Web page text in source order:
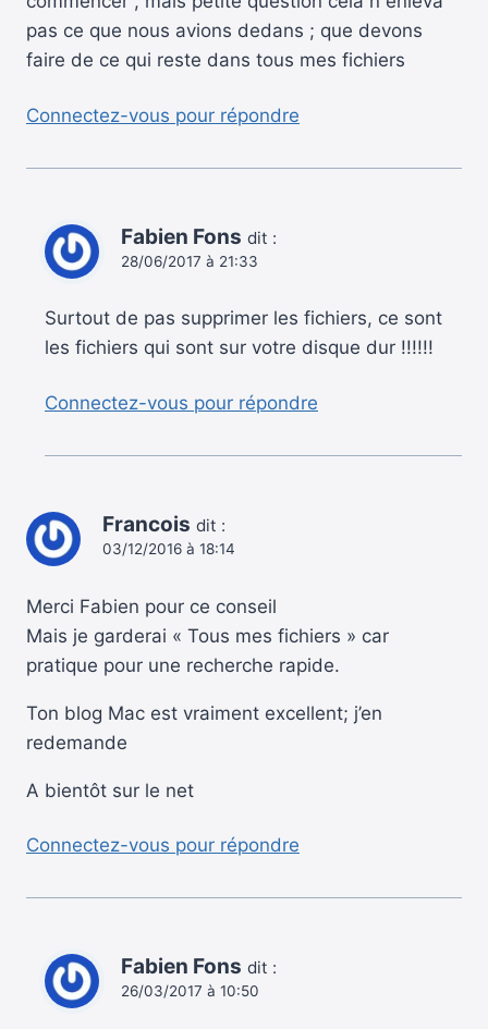
pas ce que nous avions dedans ; que devons
faire de ce qui reste dans tous mes fichiers
Connectez-vous pour répondre
Fabien Fons dit :
28/06/2017 à 21:33
Surtout de pas supprimer les fichiers, ce sont
les fichiers qui sont sur votre disque dur !!!!!!
Connectez-vous pour répondre
Francois dit :
03/12/2016 à 18:14
Merci Fabien pour ce conseil
Mais je garderai « Tous mes fichiers » car
pratique pour une recherche rapide.
Ton blog Mac est vraiment excellent; j’en
redemande
A bientôt sur le net
Connectez-vous pour répondre
Fabien Fons dit :
26/03/2017 à 10:50